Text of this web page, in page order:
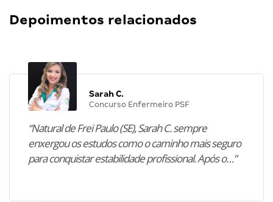
Depoimentos relacionados
Sarah C.
Concurso Enfermeiro PSF
“Natural de Frei Paulo (SE), Sarah C. sempre
enxergou os estudos como o caminho mais seguro
para conquistar estabilidade profissional. Após o…”